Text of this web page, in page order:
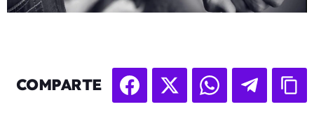
COMPARTE